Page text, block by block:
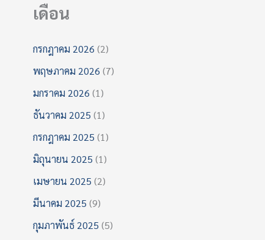
เดือน
กรกฎาคม 2026 (2)
พฤษภาคม 2026 (7)
มกราคม 2026 (1)
ธันวาคม 2025 (1)
กรกฎาคม 2025 (1)
มิถุนายน 2025 (1)
เมษายน 2025 (2)
มีนาคม 2025 (9)
กุมภาพันธ์ 2025 (5)